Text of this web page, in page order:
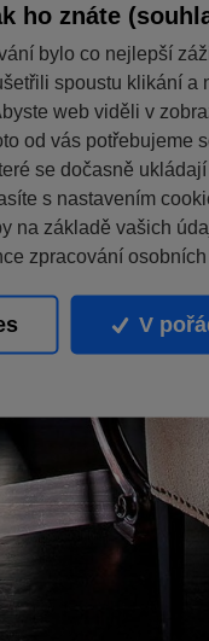
ho znáte
bylo co nejlepší
spoustu klikání a
web viděli v
od vás potřebujeme
se dočasně
s nastavením
na základě vašich
zpracování
V